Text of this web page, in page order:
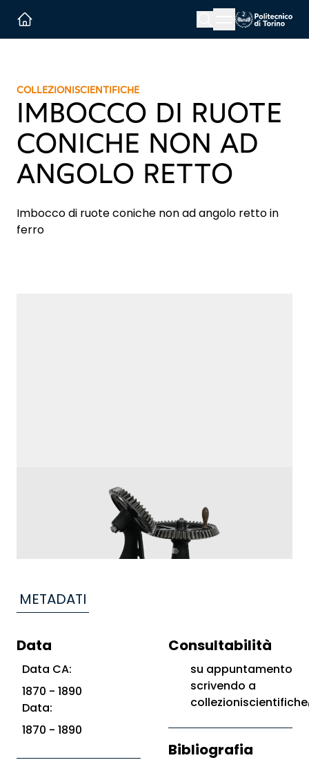
Menu button
COLLEZIONISCIENTIFICHE
IMBOCCO DI RUOTE
CONICHE NON AD
ANGOLO RETTO
Imbocco di ruote coniche non ad angolo retto in
ferro
METADATI
Data
Data CA:
1870 - 1890
Data:
1870 - 1890
Consultabilità
su appuntamento
scrivendo a
Bibliografia